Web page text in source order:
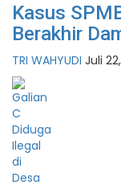
Kasus
Berakhir
TRI WAHYUDI Juli